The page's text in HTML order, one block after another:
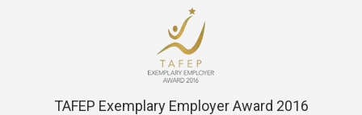
TAFEP Exemplary Employer Award 2016